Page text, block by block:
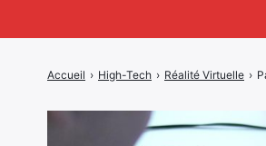
Accueil › High-Tech › Réalité Virtuelle ›